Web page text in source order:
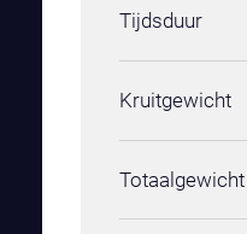
Tijdsduur
Kruitgewicht
Totaalgewicht